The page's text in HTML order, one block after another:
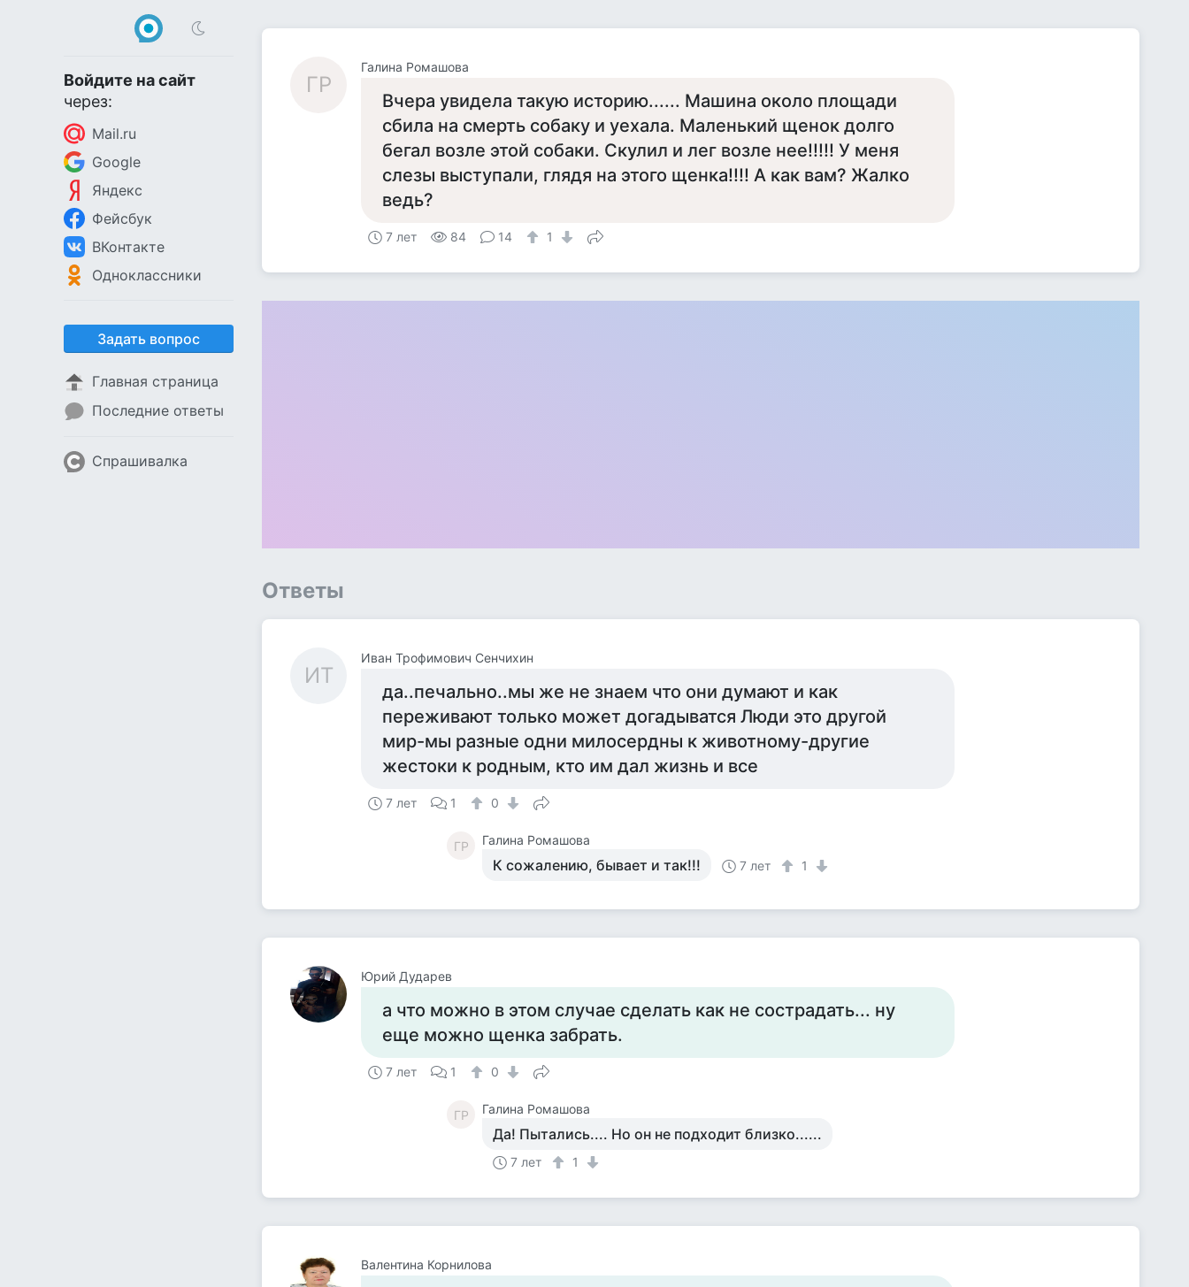
Войдите на сайт
через:
Mail.ru
Google
Яндекс
Фейсбук
ВКонтакте
Одноклассники
Задать вопрос
Главная страница
Последние ответы
Спрашивалка
ГР
Галина Ромашова
Вчера увидела такую историю...... Машина около площади
сбила на смерть собаку и уехала. Маленький щенок долго
бегал возле этой собаки. Скулил и лег возле нее!!!!! У меня
слезы выступали, глядя на этого щенка!!!! А как вам? Жалко
ведь?
7 лет 84 14 1
Ответы
ИТ
Иван Трофимович Сенчихин
да..печально..мы же не знаем что они думают и как
переживают только может догадыватся Люди это другой
мир-мы разные одни милосердны к животному-другие
жестоки к родным, кто им дал жизнь и все
7 лет 1 0
ГР Галина Ромашова
К сожалению, бывает и так!!! 7 лет 1
Юрий Дударев
а что можно в этом случае сделать как не сострадать... ну
еще можно щенка забрать.
7 лет 1 0
ГР Галина Ромашова
Да! Пытались.... Но он не подходит близко......
7 лет 1
Валентина Корнилова